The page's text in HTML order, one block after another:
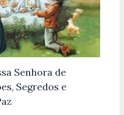
Senhora de
Segredos e